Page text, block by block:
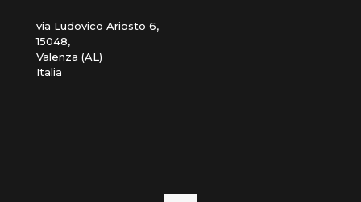
via Ludovico Ariosto 6,
15048,
Valenza (AL)
Italia